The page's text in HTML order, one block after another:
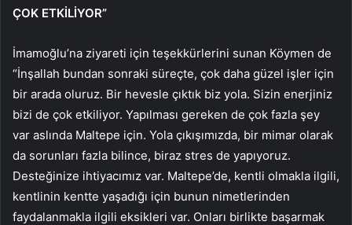
ÇOK ETKİLİYOR”
İmamoğlu’na ziyareti için teşekkürlerini sunan Köymen de
“İnşallah bundan sonraki süreçte, çok daha güzel işler için
bir arada oluruz. Bir hevesle çıktık biz yola. Sizin enerjiniz
bizi de çok etkiliyor. Yapılması gereken de çok fazla şey
var aslında Maltepe için. Yola çıkışımızda, bir mimar olarak
da sorunları fazla bilince, biraz stres de yapıyoruz.
Desteğinize ihtiyacımız var. Maltepe’de, kentli olmakla ilgili,
kentlinin kentte yaşadığı için bunun nimetlerinden
faydalanmakla ilgili eksikleri var. Onları birlikte başarmak